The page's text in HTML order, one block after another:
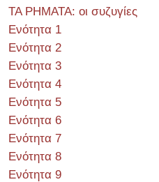
ΤΑ ΡΗΜΑΤΑ: οι συζυγίες
Ενότητα 1
Ενότητα 2
Ενότητα 3
Ενότητα 4
Ενότητα 5
Ενότητα 6
Ενότητα 7
Ενότητα 8
Ενότητα 9